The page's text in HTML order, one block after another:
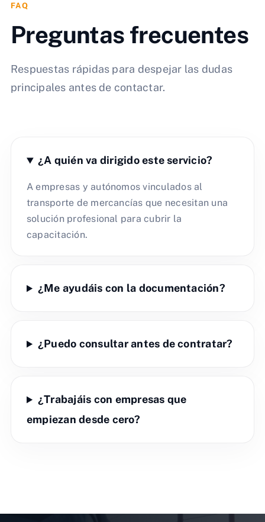
FAQ
Preguntas frecuentes
Respuestas rápidas para despejar las dudas
principales antes de contactar.
¿A quién va dirigido este servicio?
A empresas y autónomos vinculados al
transporte de mercancías que necesitan una
solución profesional para cubrir la
capacitación.
¿Me ayudáis con la documentación?
¿Puedo consultar antes de contratar?
¿Trabajáis con empresas que
empiezan desde cero?